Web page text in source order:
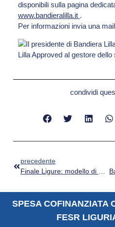
disponibili sulla pagina
www.bandieralilla.it .
Per informazioni invia una
condividi
precedente
Finale Ligure: modello di accessibilità balneare con Bandiera Lilla Approved
SPESA COFINANZIATA
FESR